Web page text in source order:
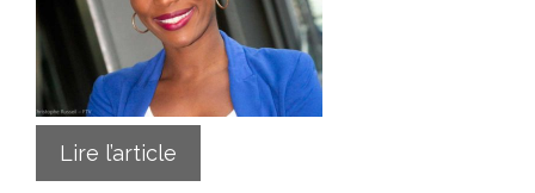
Lire l’article